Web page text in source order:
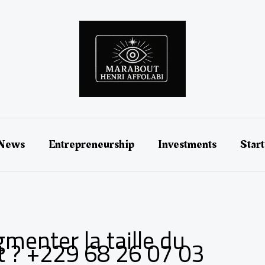
Entrepreneurship Investments
la taille du
+229 68 26 07 03